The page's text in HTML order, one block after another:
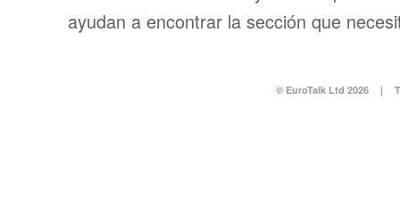
ayudan a encontrar la sección que
© EuroTalk Ltd 2026 |